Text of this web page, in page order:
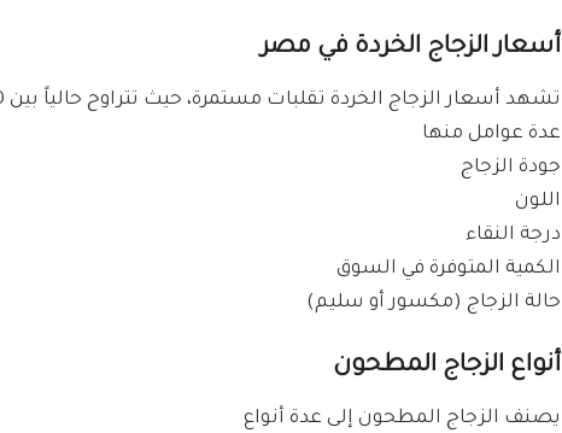
أسعار الزجاج الخردة في مصر
عدة عوامل منها
جودة الزجاج
اللون
درجة النقاء
الكمية المتوفرة في السوق
حالة الزجاج (مكسور أو سليم)
أنواع الزجاج المطحون
يصنف الزجاج المطحون إلى عدة أنواع